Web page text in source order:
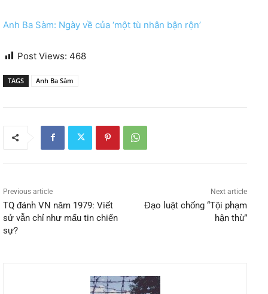
Anh Ba Sàm: Ngày về của ‘một tù nhân bận rộn’
Post Views: 468
TAGS Anh Ba Sàm
Previous article
TQ đánh VN năm 1979: Viết
sử vẫn chỉ như mẩu tin chiến
sự?
Next article
Đạo luật chống “Tội phạm
hận thù”